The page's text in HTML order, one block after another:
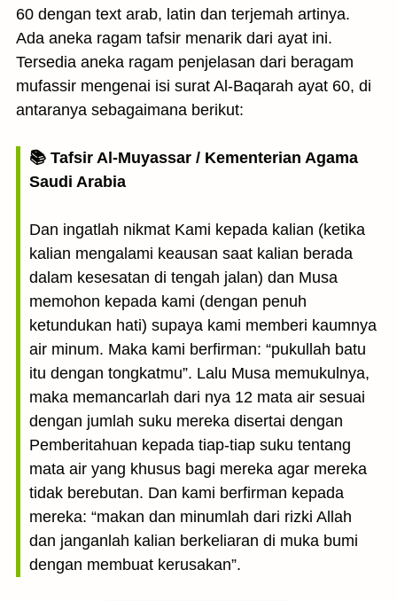
60 dengan text arab, latin dan terjemah artinya.
Ada aneka ragam tafsir menarik dari ayat ini.
Tersedia aneka ragam penjelasan dari beragam
mufassir mengenai isi surat Al-Baqarah ayat 60, di
antaranya sebagaimana berikut:
📚 Tafsir Al-Muyassar / Kementerian Agama
Saudi Arabia
Dan ingatlah nikmat Kami kepada kalian (ketika
kalian mengalami keausan saat kalian berada
dalam kesesatan di tengah jalan) dan Musa
memohon kepada kami (dengan penuh
ketundukan hati) supaya kami memberi kaumnya
air minum. Maka kami berfirman: “pukullah batu
itu dengan tongkatmu”. Lalu Musa memukulnya,
maka memancarlah dari nya 12 mata air sesuai
dengan jumlah suku mereka disertai dengan
Pemberitahuan kepada tiap-tiap suku tentang
mata air yang khusus bagi mereka agar mereka
tidak berebutan. Dan kami berfirman kepada
mereka: “makan dan minumlah dari rizki Allah
dan janganlah kalian berkeliaran di muka bumi
dengan membuat kerusakan”.